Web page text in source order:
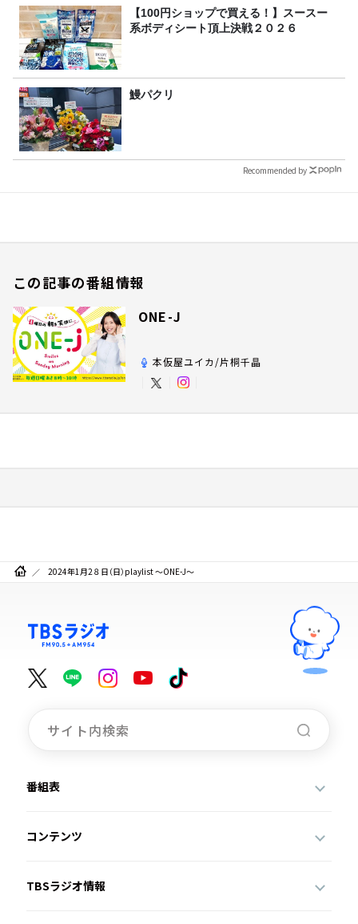
【100円ショップで買える！】スースー
系ボディシート頂上決戦２０２６
鰻パクリ
Recommended by
この記事の番組情報
ONE-J
本仮屋ユイカ/片桐千晶
2024年1月2８日（日）playlist ～ONE-J～
番組表
コンテンツ
TBSラジオ情報